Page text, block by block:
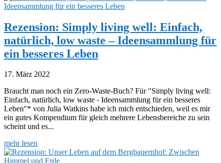
Rezension: Simply living well: Einfach,
natürlich, low waste – Ideensammlung für
ein besseres Leben
17. März 2022
Braucht man noch ein Zero-Waste-Buch? Für "Simply living well:
Einfach, natürlich, low waste - Ideensammlung für ein besseres
Leben"* von Julia Watkins habe ich mich entschieden, weil es mir
ein gutes Kompendium für gleich mehrere Lebensbereiche zu sein
scheint und es...
mehr lesen